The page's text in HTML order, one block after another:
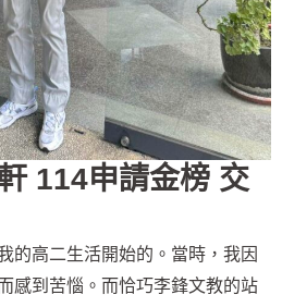
114申請金榜 交
的高二生活開始的。當時，我因
感到苦惱。而恰巧李鋒文教的站